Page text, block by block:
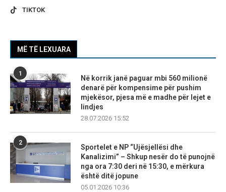
TIKTOK
MË TË LEXUARA
1
Në korrik janë paguar mbi 560 milionë
denarë për kompensime për pushim
mjekësor, pjesa më e madhe për lejet e
lindjes
28.07.2026 15:52
2
Sportelet e NP “Ujësjellësi dhe
Kanalizimi” – Shkup nesër do të punojnë
nga ora 7:30 deri në 15:30, e mërkura
është ditë jopune
05.01.2026 10:36